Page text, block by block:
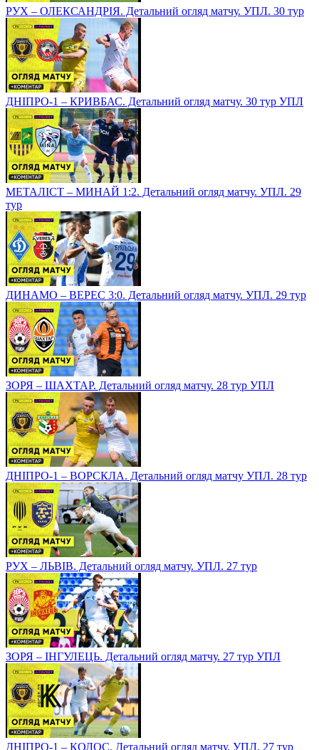
РУХ – ОЛЕКСАНДРІЯ. Детальний огляд матчу. УПЛ. 30 тур
ДНІПРО-1 – КРИВБАС. Детальний огляд матчу. 30 тур УПЛ
МЕТАЛІСТ – МИНАЙ 1:2. Детальний огляд матчу. УПЛ. 29
тур
ДИНАМО – ВЕРЕС 3:0. Детальний огляд матчу. УПЛ. 29 тур
ЗОРЯ – ШАХТАР. Детальний огляд матчу. 28 тур УПЛ
ДНІПРО-1 – ВОРСКЛА. Детальний огляд матчу УПЛ. 28 тур
РУХ – ЛЬВІВ. Детальний огляд матчу. УПЛ. 27 тур
ЗОРЯ – ІНГУЛЕЦЬ. Детальний огляд матчу. 27 тур УПЛ
ДНІПРО-1 – КОЛОС. Детальний огляд матчу. УПЛ. 27 тур